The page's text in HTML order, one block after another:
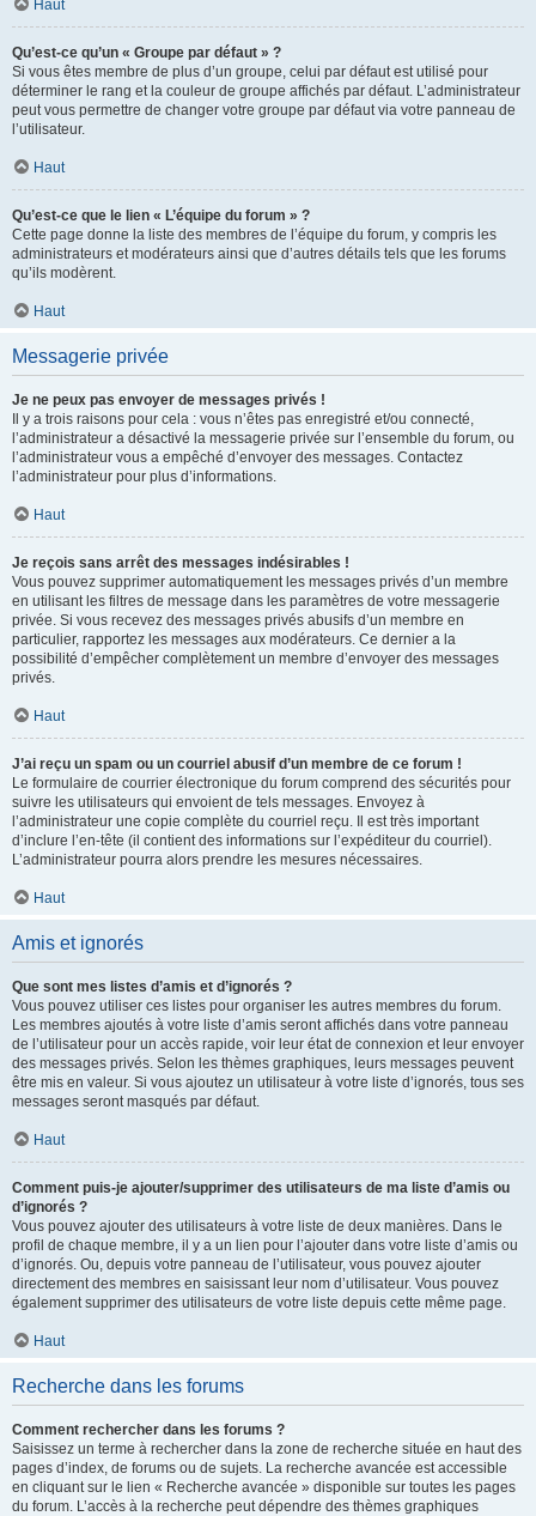
Haut
Qu’est-ce qu’un « Groupe par défaut » ?
Si vous êtes membre de plus d’un groupe, celui par défaut est utilisé pour
déterminer le rang et la couleur de groupe affichés par défaut. L’administrateur
peut vous permettre de changer votre groupe par défaut via votre panneau de
l’utilisateur.
Haut
Qu’est-ce que le lien « L’équipe du forum » ?
Cette page donne la liste des membres de l’équipe du forum, y compris les
administrateurs et modérateurs ainsi que d’autres détails tels que les forums
qu’ils modèrent.
Haut
Messagerie privée
Je ne peux pas envoyer de messages privés !
Il y a trois raisons pour cela : vous n’êtes pas enregistré et/ou connecté,
l’administrateur a désactivé la messagerie privée sur l’ensemble du forum, ou
l’administrateur vous a empêché d’envoyer des messages. Contactez
l’administrateur pour plus d’informations.
Haut
Je reçois sans arrêt des messages indésirables !
Vous pouvez supprimer automatiquement les messages privés d’un membre
en utilisant les filtres de message dans les paramètres de votre messagerie
privée. Si vous recevez des messages privés abusifs d’un membre en
particulier, rapportez les messages aux modérateurs. Ce dernier a la
possibilité d’empêcher complètement un membre d’envoyer des messages
privés.
Haut
J’ai reçu un spam ou un courriel abusif d’un membre de ce forum !
Le formulaire de courrier électronique du forum comprend des sécurités pour
suivre les utilisateurs qui envoient de tels messages. Envoyez à
l’administrateur une copie complète du courriel reçu. Il est très important
d’inclure l’en-tête (il contient des informations sur l’expéditeur du courriel).
L’administrateur pourra alors prendre les mesures nécessaires.
Haut
Amis et ignorés
Que sont mes listes d’amis et d’ignorés ?
Vous pouvez utiliser ces listes pour organiser les autres membres du forum.
Les membres ajoutés à votre liste d’amis seront affichés dans votre panneau
de l’utilisateur pour un accès rapide, voir leur état de connexion et leur envoyer
des messages privés. Selon les thèmes graphiques, leurs messages peuvent
être mis en valeur. Si vous ajoutez un utilisateur à votre liste d’ignorés, tous ses
messages seront masqués par défaut.
Haut
Comment puis-je ajouter/supprimer des utilisateurs de ma liste d’amis ou
d’ignorés ?
Vous pouvez ajouter des utilisateurs à votre liste de deux manières. Dans le
profil de chaque membre, il y a un lien pour l’ajouter dans votre liste d’amis ou
d’ignorés. Ou, depuis votre panneau de l’utilisateur, vous pouvez ajouter
directement des membres en saisissant leur nom d’utilisateur. Vous pouvez
également supprimer des utilisateurs de votre liste depuis cette même page.
Haut
Recherche dans les forums
Comment rechercher dans les forums ?
Saisissez un terme à rechercher dans la zone de recherche située en haut des
pages d’index, de forums ou de sujets. La recherche avancée est accessible
en cliquant sur le lien « Recherche avancée » disponible sur toutes les pages
du forum. L’accès à la recherche peut dépendre des thèmes graphiques